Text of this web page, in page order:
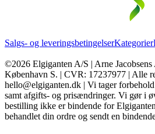
Salgs- og leveringsbetingelserKategorier
©2026 Elgiganten A/S | Arne
København S. | CVR: 17237977 | Alle
hello@elgiganten.dk | Vi tager
samt afgifts- og prisændringer. Vi gør i
bestilling ikke er bindende for
behandlet din ordre og sendt en